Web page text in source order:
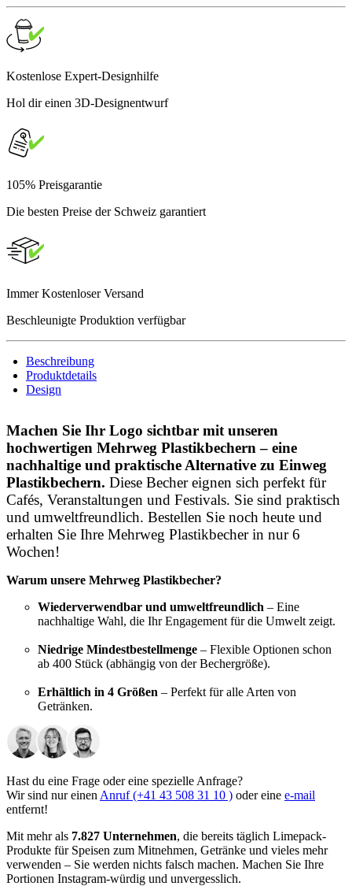
Kostenlose Expert-Designhilfe
Hol dir einen 3D-Designentwurf
105% Preisgarantie
Die besten Preise der Schweiz garantiert
Immer Kostenloser Versand
Beschleunigte Produktion verfügbar
Beschreibung
Produktdetails
Design
Machen Sie Ihr Logo sichtbar mit unseren
hochwertigen Mehrweg Plastikbechern – eine
nachhaltige und praktische Alternative zu Einweg
Plastikbechern. Diese Becher eignen sich perfekt für
Cafés, Veranstaltungen und Festivals. Sie sind praktisch
und umweltfreundlich. Bestellen Sie noch heute und
erhalten Sie Ihre Mehrweg Plastikbecher in nur 6
Wochen!
Warum unsere Mehrweg Plastikbecher?
Wiederverwendbar und umweltfreundlich – Eine
nachhaltige Wahl, die Ihr Engagement für die Umwelt zeigt.
Niedrige Mindestbestellmenge – Flexible Optionen schon
ab 400 Stück (abhängig von der Bechergröße).
Erhältlich in 4 Größen – Perfekt für alle Arten von
Getränken.
Hochwertiger Druck
Designs mit höchster Präzision.
Spülmaschinenfest– Einfach zu reinigen und ideal für den
mehrfachen Gebrauch, um Ihr Branding langfristig sichtbar zu
halten.
Unsere Mehrweg Plastikbecher eignen sich für viele Getränke wie
Smoothies, Eistee und Craft-Biere. Sie sind leicht, langlebig und
spülmaschinenfest – perfekt für den langfristigen Einsatz.
Hast du eine Frage oder eine spezielle Anfrage?
Wir sind nur einen Anruf (+41 43 508 31 10 ) oder eine e-mail
entfernt!
Mit mehr als 7.827 Unternehmen, die bereits täglich Limepack-
Produkte für Speisen zum Mitnehmen, Getränke und vieles mehr
verwenden – Sie werden nichts falsch machen. Machen Sie Ihre
Portionen Instagram-würdig und unvergesslich.